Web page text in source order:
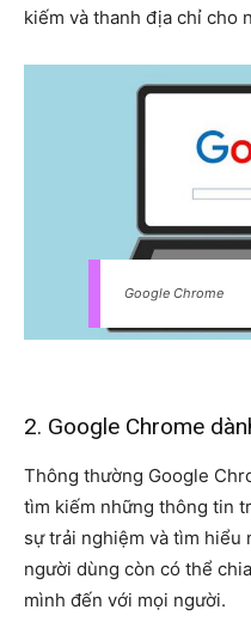
kiếm và thanh địa chỉ cho
Google Chrome
2. Google Chrome
Thông thường Google
tìm kiếm những thông tin
sự trải nghiệm và tìm
người dùng còn có thể
mình đến với mọi người.